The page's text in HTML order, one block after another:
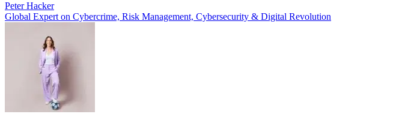
Peter Hacker
Global Expert on Cybercrime, Risk Management, Cybersecurity & Digital Revolution